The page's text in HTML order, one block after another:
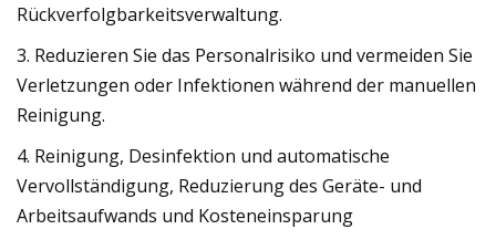
Rückverfolgbarkeitsverwaltung.
3. Reduzieren Sie das Personalrisiko und vermeiden Sie
Verletzungen oder Infektionen während der manuellen
Reinigung.
4. Reinigung, Desinfektion und automatische
Vervollständigung, Reduzierung des Geräte- und
Arbeitsaufwands und Kosteneinsparung